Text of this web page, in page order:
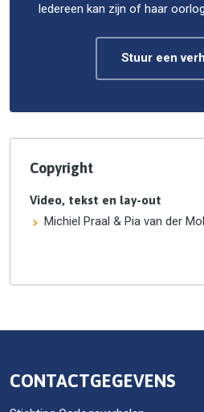
Iedereen kan zijn of haar
Stuur een
Copyright
Video, tekst en lay-out
Michiel Praal & Pia van der
CONTACTGEGEVENS